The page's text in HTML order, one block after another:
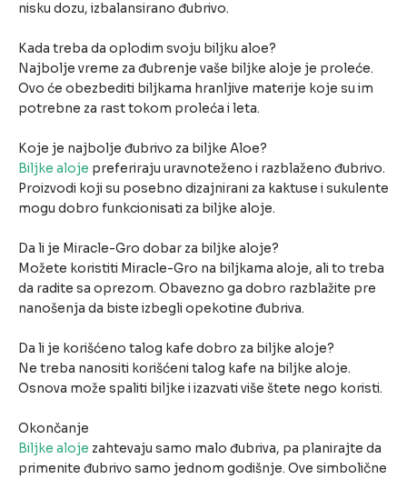
nisku dozu, izbalansirano đubrivo.
Kada treba da oplodim svoju biljku aloe?
Najbolje vreme za đubrenje vaše biljke aloje je proleće.
Ovo će obezbediti biljkama hranljive materije koje su im
potrebne za rast tokom proleća i leta.
Koje je najbolje đubrivo za biljke Aloe?
Biljke aloje preferiraju uravnoteženo i razblaženo đubrivo.
Proizvodi koji su posebno dizajnirani za kaktuse i sukulente
mogu dobro funkcionisati za biljke aloje.
Da li je Miracle-Gro dobar za biljke aloje?
Možete koristiti Miracle-Gro na biljkama aloje, ali to treba
da radite sa oprezom. Obavezno ga dobro razblažite pre
nanošenja da biste izbegli opekotine đubriva.
Da li je korišćeno talog kafe dobro za biljke aloje?
Ne treba nanositi korišćeni talog kafe na biljke aloje.
Osnova može spaliti biljke i izazvati više štete nego koristi.
Okončanje
Biljke aloje zahtevaju samo malo đubriva, pa planirajte da
primenite đubrivo samo jednom godišnje. Ove simbolične